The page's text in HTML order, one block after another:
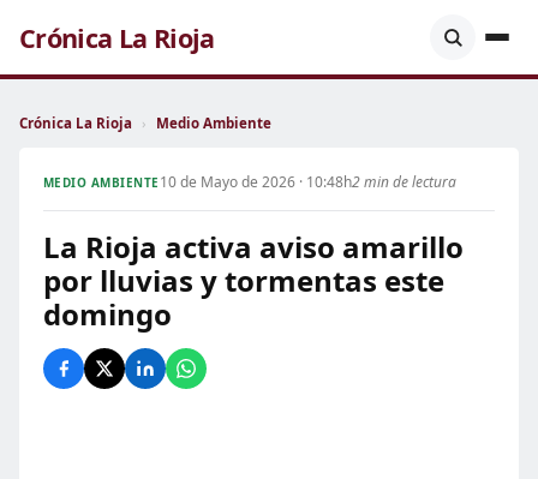
Crónica La Rioja
Crónica La Rioja › Medio Ambiente
MEDIO AMBIENTE 10 de Mayo de 2026 · 10:48h2 min de lectura
La Rioja activa aviso amarillo
por lluvias y tormentas este
domingo